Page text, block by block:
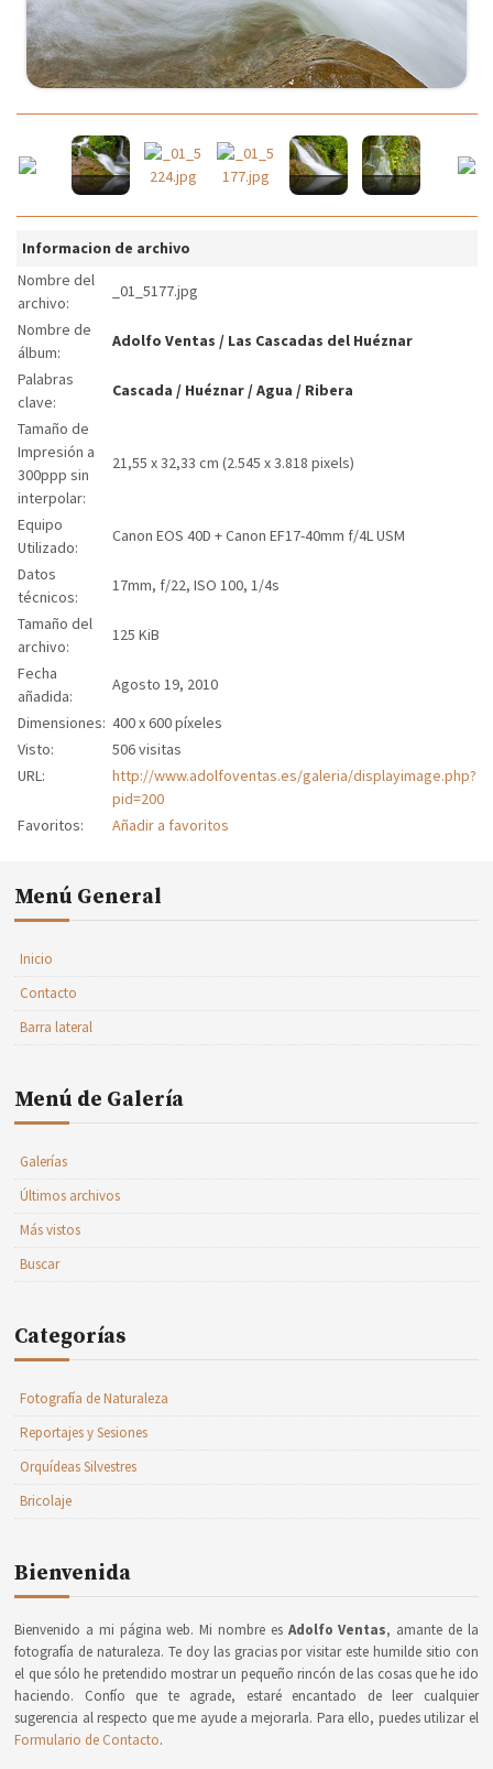
Informacion de archivo
Nombre del
archivo:
_01_5177.jpg
Nombre de
álbum:
Adolfo Ventas / Las Cascadas del Huéznar
Palabras
clave:
Cascada / Huéznar/Agua / Ribera
Tamaño de
Impresión a
300ppp sin
interpolar:
21,55 x 32,33 cm (2.545 x 3.818 pixels)
Equipo
Utilizado:
Canon EOS 40D + Canon EF17-40mm f/4L USM
Datos
técnicos:
17mm, f/22, ISO 100, 1/4s
Tamaño del
archivo:
125 KiB
Fecha
añadida:
Agosto 19, 2010
Dimensiones: 400 x 600 píxeles
Visto:
506 visitas
URL:
http://www.adolfoventas.es/galeria/displayimage.php?
pid=200
Favoritos:
Añadir a favoritos
Menú General
Inicio
Contacto
Barra lateral
Menú de Galería
Galerías
Últimos archivos
Más vistos
Buscar
Categorías
Fotografía de Naturaleza
Reportajes y Sesiones
Orquídeas Silvestres
Bricolaje
Bienvenida
Bienvenido a mi página web. Mi nombre es Adolfo Ventas, amante de la
fotografía de naturaleza. Te doy las gracias por visitar este humilde sitio con
el que sólo he pretendido mostrar un pequeño rincón de las cosas que he ido
haciendo. Confío que te agrade, estaré encantado de leer cualquier
sugerencia al respecto que me ayude a mejorarla. Para ello, puedes utilizar el
Formulario de Contacto.